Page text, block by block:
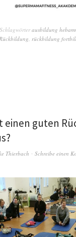
Schlagwörterausbildung
Rückbildung rückbildung
einen guten
Thierbach Schreibe einen